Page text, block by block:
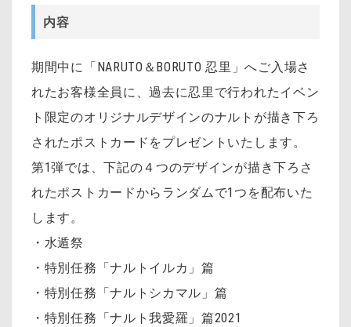
内容
期間中に「NARUTO＆BORUTO 忍里」へご入場さ
れたお客様全員に、過去に忍里で行われたイベン
ト限定のオリジナルデザインのナルトが描き下ろ
されたポストカードをプレゼントいたします。
第1弾では、下記の４つのデザインが描き下ろさ
れたポストカードからランダムで1つを配布いた
します。
・水遁祭
・特別任務「ナルトイルカ」篇
・特別任務「ナルトシカマル」篇
・特別任務「ナルト我愛羅」篇2021